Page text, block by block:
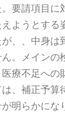
要請項目に
ようとする
、、中身は
。メインの
療不足への
、補正予算
明らかにな